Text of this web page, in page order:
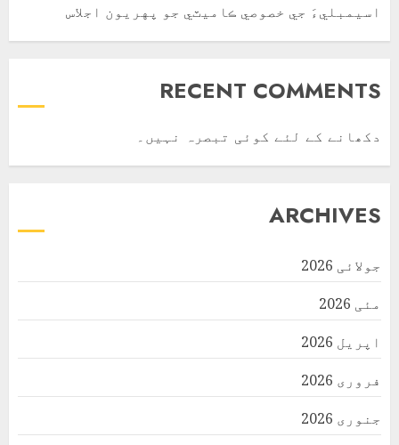
اسيمبليءَ جي خصوصي ڪاميٽي جو پهريون اجلاس
RECENT COMMENTS
دکھانے کے لئے کوئی تبصرہ نہیں۔
ARCHIVES
جولائی 2026
مئی 2026
اپریل 2026
فروری 2026
جنوری 2026